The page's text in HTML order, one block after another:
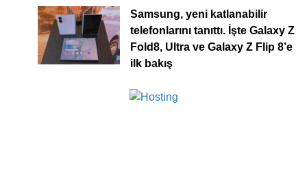
Samsung, yeni katlanabilir
telefonlarını tanıttı. İşte Galaxy Z
Fold8, Ultra ve Galaxy Z Flip 8’e
ilk bakış